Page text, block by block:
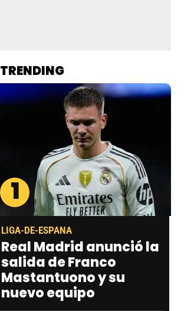
TRENDING
1
LIGA-DE-ESPANA
Real Madrid anunció la
salida de Franco
Mastantuono y su
nuevo equipo